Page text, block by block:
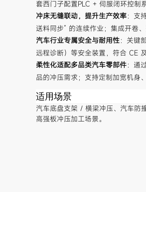
套西门子配置PLC + 伺服闭环控制
冲床无缝联动，提升生产效率：支
送料同步” 的连续作业；集成开卷
汽车行业专属安全与耐用性：关键
远程诊断）等安全装置，符合 CE
柔性化适配多品类汽车零部件：通
品的冲压需求；支持定制加宽机身
适用场景
汽车底盘支架 / 横梁冲压、汽车防
高强板冲压加工场景。